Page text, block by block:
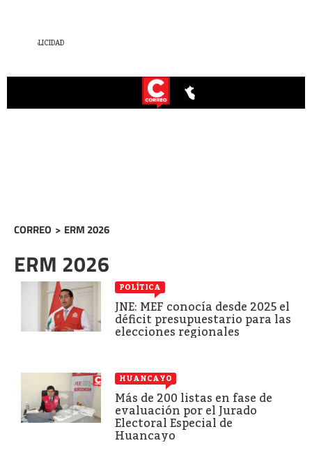
CORREO > ERM 2026
ERM 2026
POLÍTICA
JNE: MEF conocía desde 2025 el
déficit presupuestario para las
elecciones regionales
HUANCAYO
Más de 200 listas en fase de
evaluación por el Jurado
Electoral Especial de
Huancayo